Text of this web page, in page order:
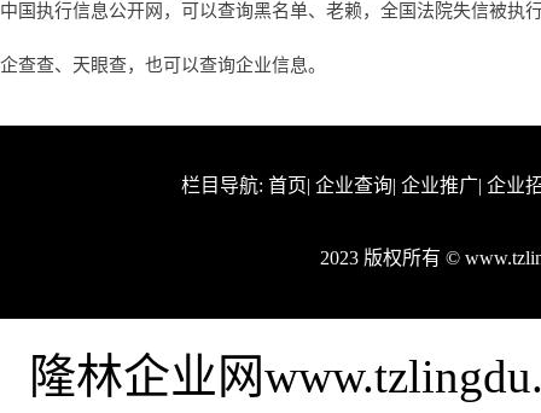
中国执行信息公开网，可以查询黑名单、老赖，全国法院失信被执
企查查、天眼查，也可以查询企业信息。
栏目导航: 首页| 企业查询| 企业推广| 企业
2023 版权所有 ©
隆林企业网